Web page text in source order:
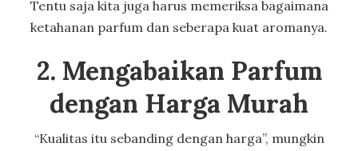
Tentu saja kita juga harus memeriksa bagaimana
ketahanan parfum dan seberapa kuat aromanya.
2. Mengabaikan Parfum
dengan Harga Murah
“Kualitas itu sebanding dengan harga”, mungkin